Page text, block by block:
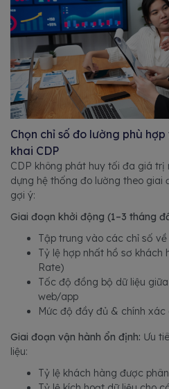
Chọn chỉ số đo lường phù
khai CDP
CDP không phát huy tối đa giá
dựng hệ thống đo lường theo giai
gợi ý:
Giai đoạn khởi động (1–3 tháng
Tập trung vào các chỉ số
Tỷ lệ hợp nhất hồ sơ khách
Rate)
Tốc độ đồng bộ dữ liệu
web/app
Mức độ đầy đủ & chính
Giai đoạn vận hành ổn định: Ưu
liệu:
Tỷ lệ khách hàng được